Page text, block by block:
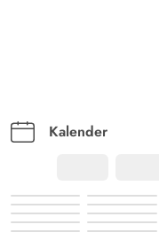
Kalender